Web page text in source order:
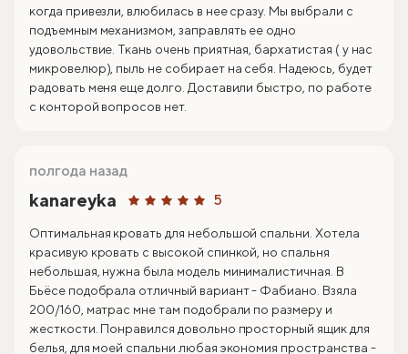
когда привезли, влюбилась в нее сразу. Мы выбрали с
подъемным механизмом, заправлять ее одно
удовольствие. Ткань очень приятная, бархатистая ( у нас
микровелюр), пыль не собирает на себя. Надеюсь, будет
радовать меня еще долго. Доставили быстро, по работе
с конторой вопросов нет.
kanareyka 5
полгода назад
Оптимальная кровать для небольшой спальни. Хотела
красивую кровать с высокой спинкой, но спальня
небольшая, нужна была модель минималистичная. В
Бьёсе подобрала отличный вариант - Фабиано. Взяла
200/160, матрас мне там подобрали по размеру и
жесткости. Понравился довольно просторный ящик для
белья, для моей спальни любая экономия пространства -